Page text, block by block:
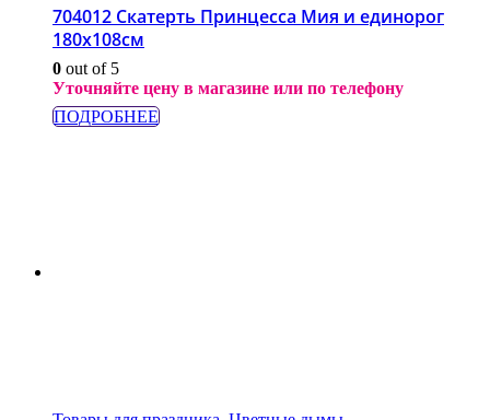
704012 Скатерть Принцесса Мия и единорог
180х108см
0 out of 5
Уточняйте цену в магазине или по телефону
ПОДРОБНЕЕ